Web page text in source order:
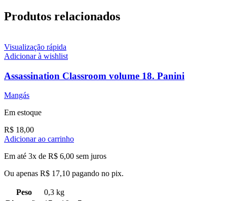
Produtos relacionados
Visualização rápida
Adicionar à wishlist
Assassination Classroom volume 18. Panini
Mangás
Em estoque
R$ 18,00
Adicionar ao carrinho
Em até 3x de R$ 6,00 sem juros
Ou apenas R$ 17,10 pagando no pix.
Peso
0,3 kg